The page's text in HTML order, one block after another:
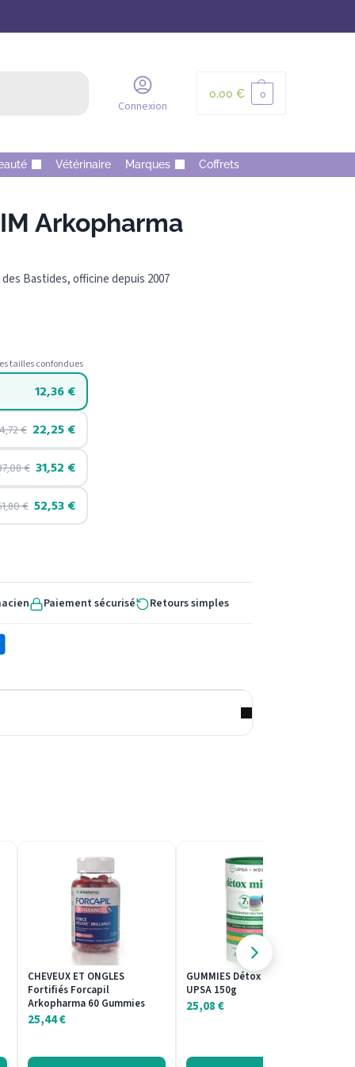
Connexion
0,00 € 0
Vétérinaire Marques Coffrets
Arkopharma
des Bastides, officine depuis 2007
tailles confondues
12,36€
€ 22,25€
€ 31,52 €
€ 52,53€
Paiement sécurisé Retours simples
CHEVEUX ET ONGLES
Fortifiés Forcapil
Arkopharma 60 Gummies
25,44€
GUMMIES Détox Minceur 30
UPSA 150g
25,08€